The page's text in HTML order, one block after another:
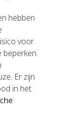
hebben
voor
beperken.
Er zijn
in het